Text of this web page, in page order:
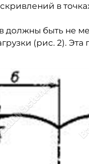
в
должны быть не
(рис. 2).